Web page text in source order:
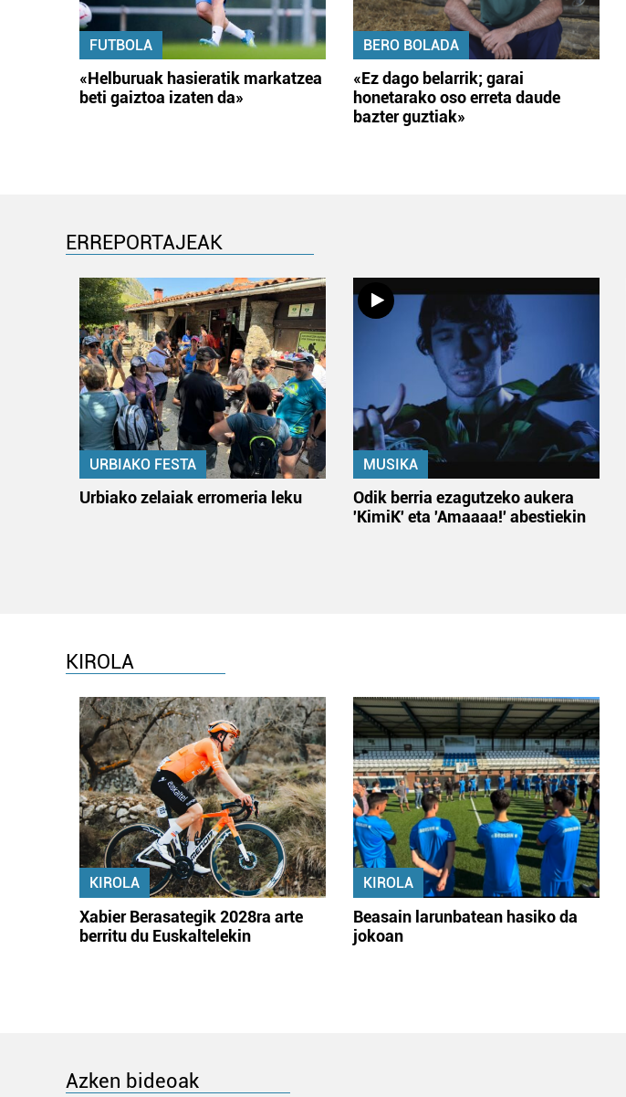
FUTBOLA
«Helburuak hasieratik markatzea
beti gaiztoa izaten da»
BERO BOLADA
«Ez dago belarrik; garai
honetarako oso erreta daude
bazter guztiak»
ERREPORTAJEAK
URBIAKO FESTA
Urbiako zelaiak erromeria leku
MUSIKA
Odik berria ezagutzeko aukera
'KimiK' eta 'Amaaaa!' abestiekin
KIROLA
KIROLA
Xabier Berasategik 2028ra arte
berritu du Euskaltelekin
KIROLA
Beasain larunbatean hasiko da
jokoan
Azken bideoak